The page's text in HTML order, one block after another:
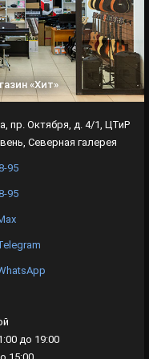
«Хит»
пр. Октября, д. 4/1, ЦТиР
Северная галерея
95
95
до 19:00